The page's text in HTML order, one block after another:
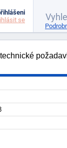
se